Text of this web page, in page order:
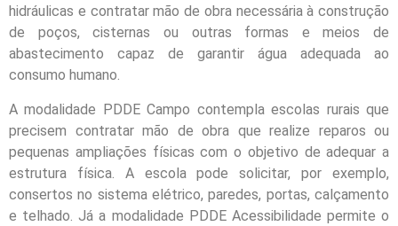
hidráulicas e contratar mão de obra necessária à construção
de poços, cisternas ou outras formas e meios de
abastecimento capaz de garantir água adequada ao
consumo humano.
A modalidade PDDE Campo contempla escolas rurais que
precisem contratar mão de obra que realize reparos ou
pequenas ampliações físicas com o objetivo de adequar a
estrutura física. A escola pode solicitar, por exemplo,
consertos no sistema elétrico, paredes, portas, calçamento
e telhado. Já a modalidade PDDE Acessibilidade permite o